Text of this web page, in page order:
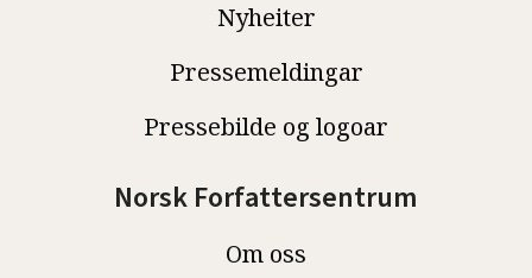
Nyheiter
Pressemeldingar
Pressebilde og logoar
Norsk Forfattersentrum
Om oss